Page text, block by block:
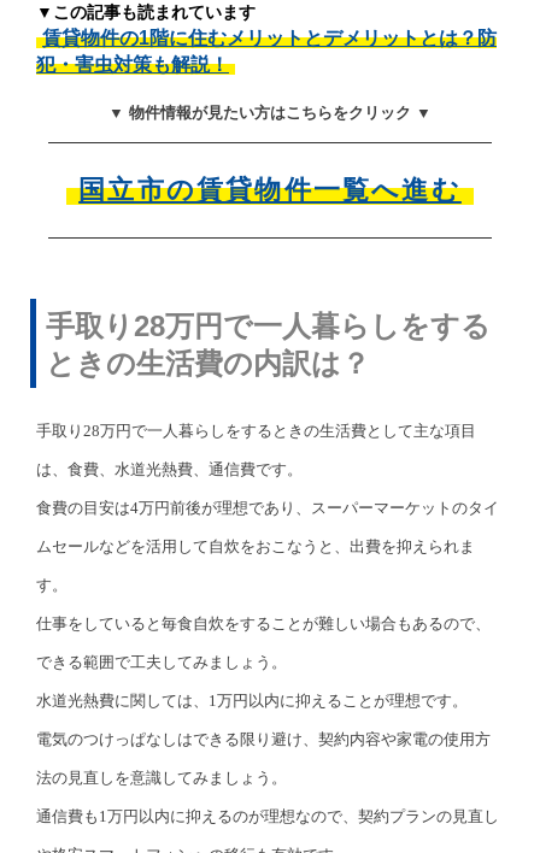
▼この記事も読まれています
賃貸物件の1階に住むメリットとデメリットとは？防
犯・害虫対策も解説！
▼ 物件情報が見たい方はこちらをクリック ▼
国立市の賃貸物件一覧へ進む
手取り28万円で一人暮らしをする
ときの生活費の内訳は？
手取り28万円で一人暮らしをするときの生活費として主な項目
は、食費、水道光熱費、通信費です。
食費の目安は4万円前後が理想であり、スーパーマーケットのタイ
ムセールなどを活用して自炊をおこなうと、出費を抑えられま
す。
仕事をしていると毎食自炊をすることが難しい場合もあるので、
できる範囲で工夫してみましょう。
水道光熱費に関しては、1万円以内に抑えることが理想です。
電気のつけっぱなしはできる限り避け、契約内容や家電の使用方
法の見直しを意識してみましょう。
通信費も1万円以内に抑えるのが理想なので、契約プランの見直し